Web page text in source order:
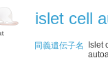
islet cell
同義遺伝子名
Islet